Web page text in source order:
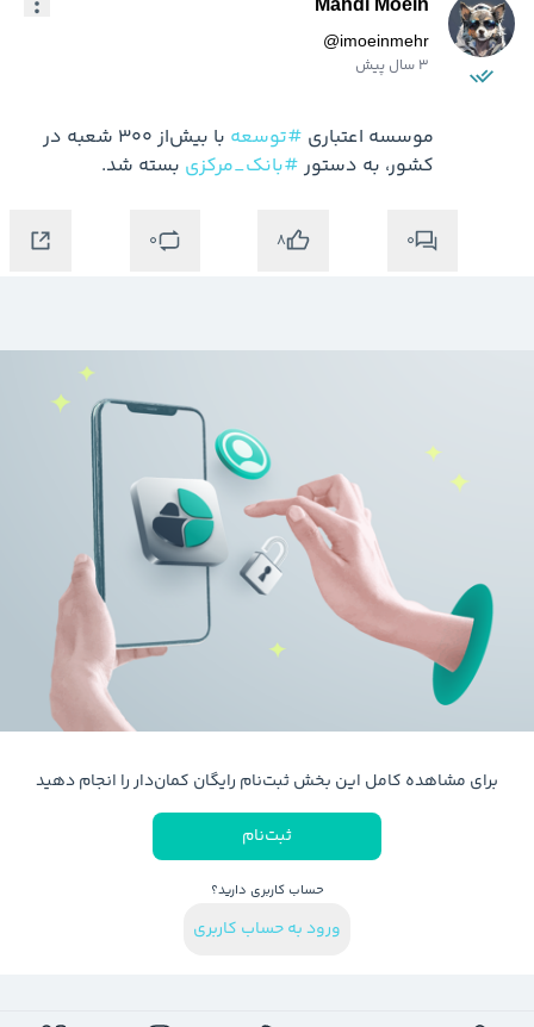
Mahdi Moein
@imoeinmehr
3 سال پیش
موسسه اعتباری #توسعه
کشور، به دستور #بانک_مرکزی بسته شد.
0
8
0
برای مشاهده کامل این بخش ثبت‌نام رایگان کمان‌دار را انجام دهید
ثبت‌نام
حساب کاربری دارید؟
ورود به حساب کاربری